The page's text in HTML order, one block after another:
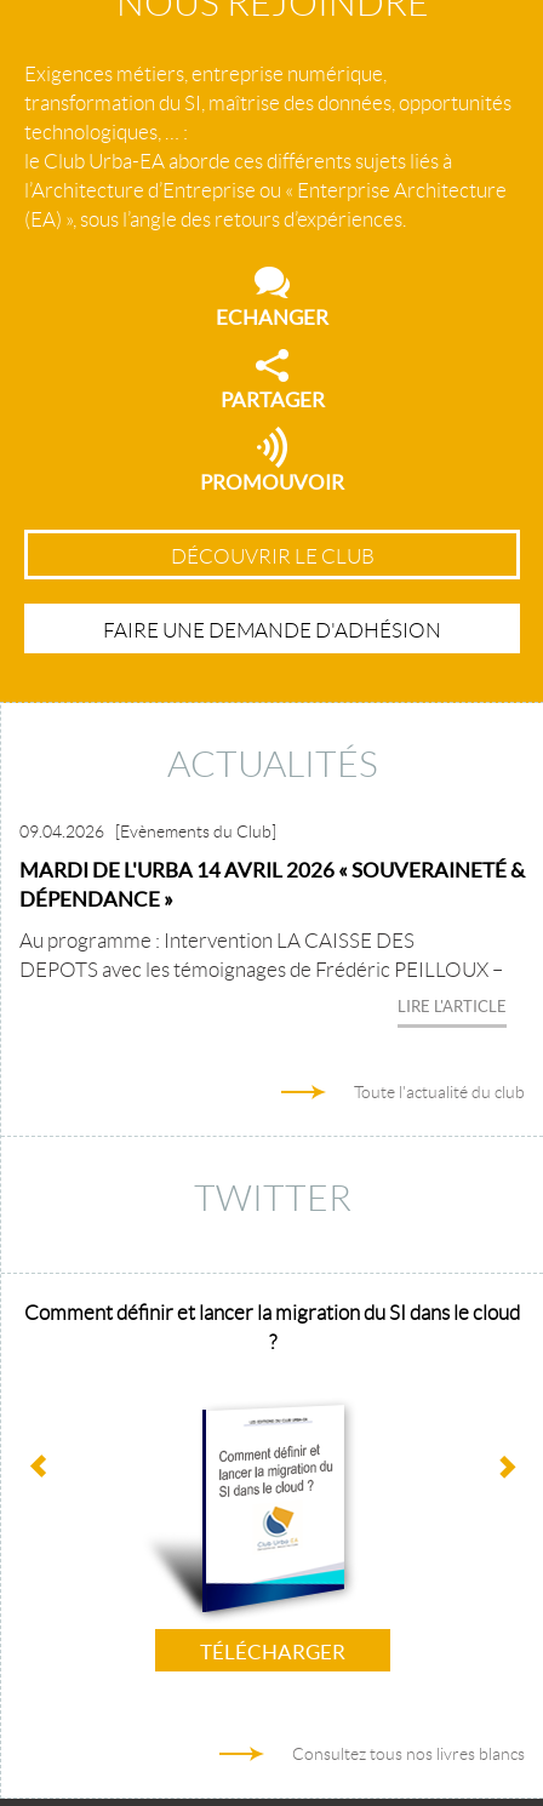
Exigences métiers, entreprise numérique,
transformation du SI, maîtrise des données, opportunités
technologiques, … :
le Club Urba-EA aborde ces différents sujets liés à
l’Architecture d’Entreprise ou « Enterprise Architecture
(EA) », sous l’angle des retours d’expériences.
ECHANGER
PARTAGER
PROMOUVOIR
DÉCOUVRIR LE CLUB
FAIRE UNE DEMANDE D'ADHÉSION
ACTUALITÉS
09.04.2026 [Evènements du Club]
MARDI DE L'URBA 14 AVRIL 2026 « SOUVERAINETÉ &
DÉPENDANCE »
Au programme : Intervention LA CAISSE DES
DEPOTS avec les témoignages de Frédéric PEILLOUX –
LIRE L'ARTICLE
Toute l'actualité du club
TWITTER
Comment définir et lancer la migration du SI dans le cloud
?
TÉLÉCHARGER
Consultez tous nos livres blancs